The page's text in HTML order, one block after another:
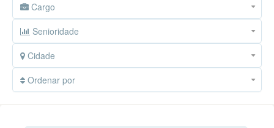
Cargo
Senioridade
Cidade
Ordenar por